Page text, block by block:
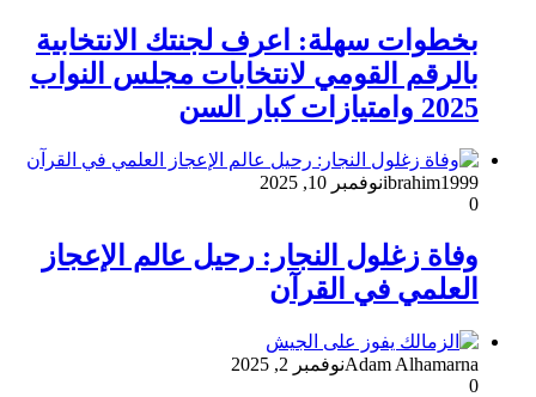
بخطوات سهلة: اعرف لجنتك الانتخابية
بالرقم القومي لانتخابات مجلس النواب
2025 وامتيازات كبار السن
ibrahim1999نوفمبر 10, 2025
0
وفاة زغلول النجار: رحيل عالم الإعجاز
العلمي في القرآن
Adam Alhamarnaنوفمبر 2, 2025
0